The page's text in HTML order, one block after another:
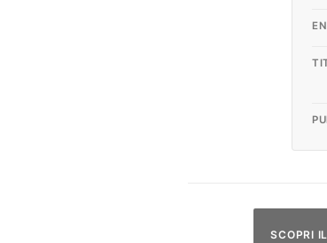
SCOPRI